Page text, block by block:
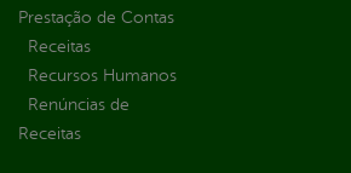
Prestação de Contas
Receitas
Recursos Humanos
Renúncias de
Receitas